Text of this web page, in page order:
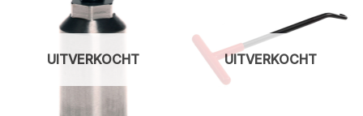
UITVERKOCHT UITVERKOCHT